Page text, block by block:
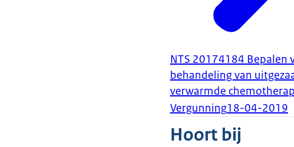
NTS 20174184
behandeling van
verwarmde
Vergunning18-04-2019
Hoort bij